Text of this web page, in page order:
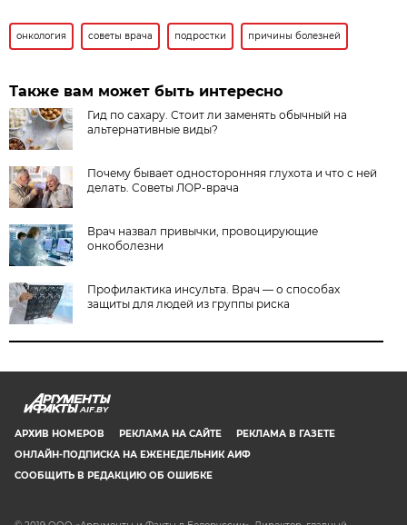
онкология советы врача подростки причины болезней
Также вам может быть интересно
Гид по сахару. Стоит ли заменять обычный на
альтернативные виды?
Почему бывает односторонняя глухота и что с ней
делать. Советы ЛОР-врача
Врач назвал привычки, провоцирующие
онкоболезни
Профилактика инсульта. Врач — о способах
защиты для людей из группы риска
AIF.BY
АРХИВ НОМЕРОВ РЕКЛАМА НА САЙТЕ
РЕКЛАМА В ГАЗЕТЕ
ОНЛАЙН-ПОДПИСКА НА ЕЖЕНЕДЕЛЬНИК АИФ
СООБЩИТЬ В РЕДАКЦИЮ ОБ ОШИБКЕ